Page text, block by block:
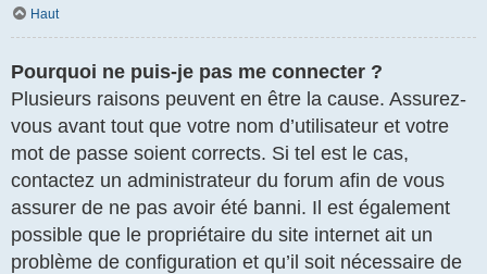
Haut
Pourquoi ne puis-je pas me connecter ?
Plusieurs raisons peuvent en être la cause. Assurez-
vous avant tout que votre nom d’utilisateur et votre
mot de passe soient corrects. Si tel est le cas,
contactez un administrateur du forum afin de vous
assurer de ne pas avoir été banni. Il est également
possible que le propriétaire du site internet ait un
problème de configuration et qu’il soit nécessaire de